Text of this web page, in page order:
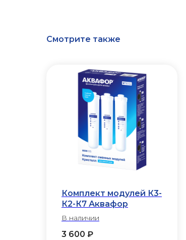
Смотрите также
Комплект модулей К3-
К2-К7 Аквафор
В наличии
3 600 ₽